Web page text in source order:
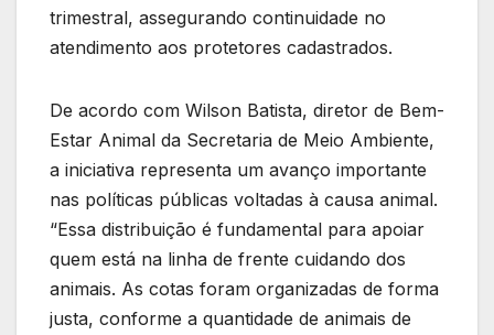
trimestral, assegurando continuidade no
atendimento aos protetores cadastrados.
De acordo com Wilson Batista, diretor de Bem-
Estar Animal da Secretaria de Meio Ambiente,
a iniciativa representa um avanço importante
nas políticas públicas voltadas à causa animal.
“Essa distribuição é fundamental para apoiar
quem está na linha de frente cuidando dos
animais. As cotas foram organizadas de forma
justa, conforme a quantidade de animais de